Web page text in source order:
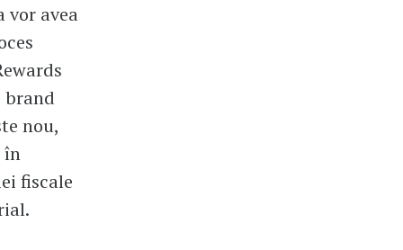
vor avea
brand
nou,
în
fiscale